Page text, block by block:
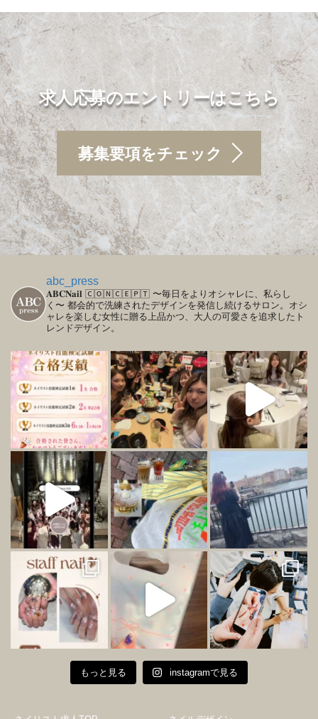
求人応募のエントリーはこちら
募集要項をチェック
abc_press
𝐀𝐁𝐂𝐍𝐚𝐢𝐥 🄲🄾🄽🄲🄴🄿🅃 〜毎日をよりオシャレに、私らし
く〜 都会的で洗練されたデザインを発信し続けるサロン。オシ
ャレを楽しむ女性に贈る上品かつ、大人の可愛さを追求したト
レンドデザイン。
もっと見る instagramで見る